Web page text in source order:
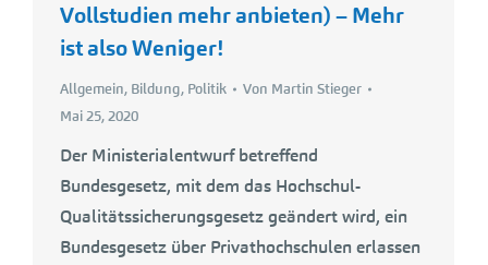
Vollstudien mehr anbieten) – Mehr
ist also Weniger!
Allgemein, Bildung, Politik Von Martin Stieger
Mai 25, 2020
Der Ministerialentwurf betreffend
Bundesgesetz, mit dem das Hochschul-
Qualitätssicherungsgesetz geändert wird, ein
Bundesgesetz über Privathochschulen erlassen